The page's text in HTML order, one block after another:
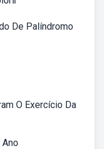
De Palíndromo
O Exercício Da
Ano